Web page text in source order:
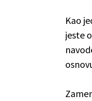
Kao
jeste